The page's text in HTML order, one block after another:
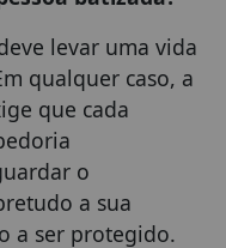
levar uma vida
qualquer caso, a
que cada
o
a sua
a ser protegido.